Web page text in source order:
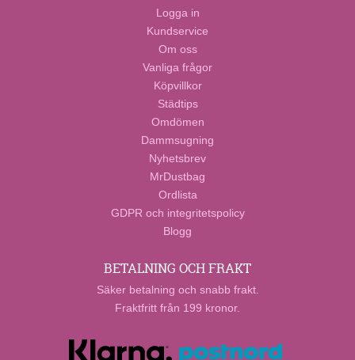
Logga in
Kundservice
Om oss
Vanliga frågor
Köpvillkor
Städtips
Omdömen
Dammsugning
Nyhetsbrev
MrDustbag
Ordlista
GDPR och integritetspolicy
Blogg
BETALNING OCH FRAKT
Säker betalning och snabb frakt.
Fraktfritt från 199 kronor.